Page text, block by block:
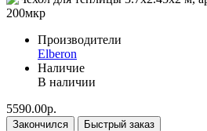
Производители
Elberon
Наличие
В наличии
5590.00р.
Закончился
Быстрый заказ